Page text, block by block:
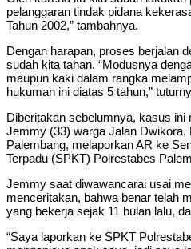
pelanggaran tindak pidana
Tahun 2002,” tambahnya.
Dengan harapan, proses berjalan
sudah kita tahan. “Modusnya
maupun kaki dalam rangka
hukuman ini diatas 5 tahun,”
Diberitakan sebelumnya, kasus ini
Jemmy (33) warga Jalan Dwikora,
Palembang, melaporkan AR ke
Terpadu (SPKT) Polrestabes
Jemmy saat diwawancarai usai
menceritakan, bahwa benar telah
yang bekerja sejak 11 bulan lalu,
“Saya laporkan ke SPKT